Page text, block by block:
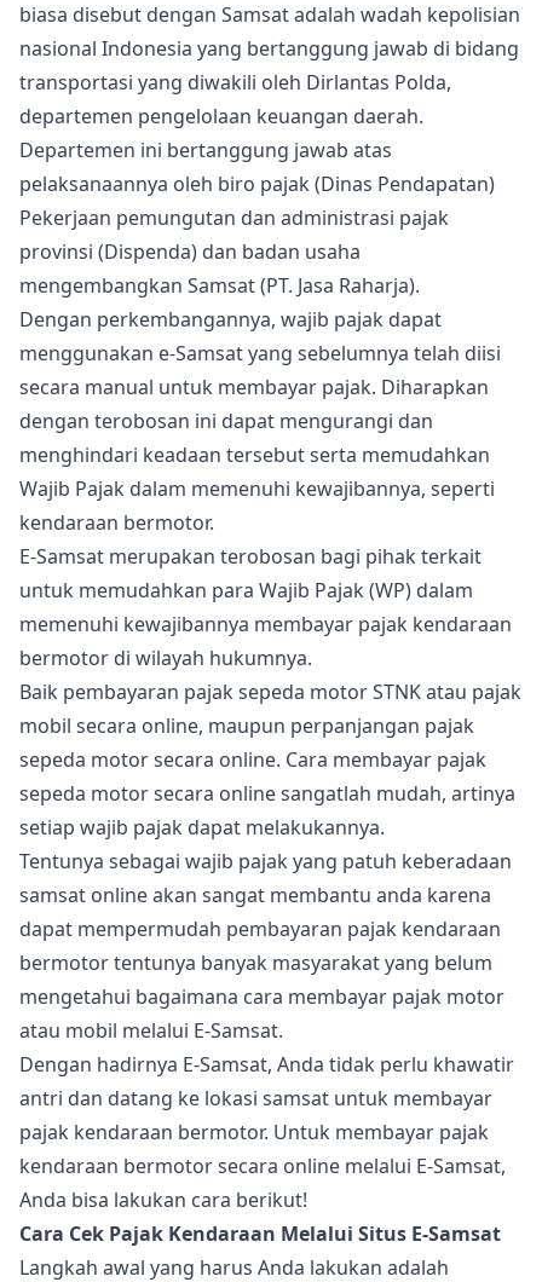
biasa disebut dengan Samsat adalah wadah kepolisian
nasional Indonesia yang bertanggung jawab di bidang
transportasi yang diwakili oleh Dirlantas Polda,
departemen pengelolaan keuangan daerah.
Departemen ini bertanggung jawab atas
pelaksanaannya oleh biro pajak (Dinas Pendapatan)
Pekerjaan pemungutan dan administrasi pajak
provinsi (Dispenda) dan badan usaha
mengembangkan Samsat (PT. Jasa Raharja).
Dengan perkembangannya, wajib pajak dapat
menggunakan e-Samsat yang sebelumnya telah diisi
secara manual untuk membayar pajak. Diharapkan
dengan terobosan ini dapat mengurangi dan
menghindari keadaan tersebut serta memudahkan
Wajib Pajak dalam memenuhi kewajibannya, seperti
kendaraan bermotor.
E-Samsat merupakan terobosan bagi pihak terkait
untuk memudahkan para Wajib Pajak (WP) dalam
memenuhi kewajibannya membayar pajak kendaraan
bermotor di wilayah hukumnya.
Baik pembayaran pajak sepeda motor STNK atau pajak
mobil secara online, maupun perpanjangan pajak
sepeda motor secara online. Cara membayar pajak
sepeda motor secara online sangatlah mudah, artinya
setiap wajib pajak dapat melakukannya.
Tentunya sebagai wajib pajak yang patuh keberadaan
samsat online akan sangat membantu anda karena
dapat mempermudah pembayaran pajak kendaraan
bermotor tentunya banyak masyarakat yang belum
mengetahui bagaimana cara membayar pajak motor
atau mobil melalui E-Samsat.
Dengan hadirnya E-Samsat, Anda tidak perlu khawatir
antri dan datang ke lokasi samsat untuk membayar
pajak kendaraan bermotor. Untuk membayar pajak
kendaraan bermotor secara online melalui E-Samsat,
Anda bisa lakukan cara berikut!
Cara Cek Pajak Kendaraan Melalui Situs E-Samsat
Langkah awal yang harus Anda lakukan adalah